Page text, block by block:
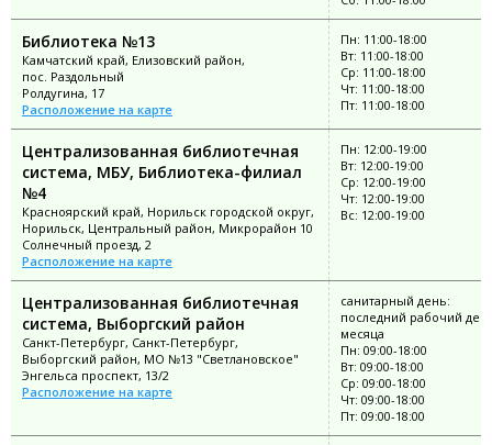
Библиотека №13
Камчатский край, Елизовский район,
пос. Раздольный
Ролдугина, 17
Расположение на карте
Пн: 11:00-18:00
Вт: 11:00-18:00
Ср: 11:00-18:00
Чт: 11:00-18:00
Пт: 11:00-18:00
Централизованная библиотечная
система, МБУ, Библиотека-филиал
№4
Красноярский край, Норильск городской округ,
Норильск, Центральный район, Микрорайон 10
Солнечный проезд, 2
Расположение на карте
Пн: 12:00-19:00
Вт: 12:00-19:00
Ср: 12:00-19:00
Чт: 12:00-19:00
Вс: 12:00-19:00
Централизованная библиотечная
система, Выборгский район
Санкт-Петербург, Санкт-Петербург,
Выборгский район, МО №13 "Светлановское"
Энгельса проспект, 13/2
Расположение на карте
санитарный день:
последний рабочий
месяца
Пн: 09:00-18:00
Вт: 09:00-18:00
Ср: 09:00-18:00
Чт: 09:00-18:00
Пт: 09:00-18:00